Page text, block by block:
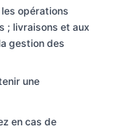
opérations
; livraisons et aux
gestion des
une
en cas de